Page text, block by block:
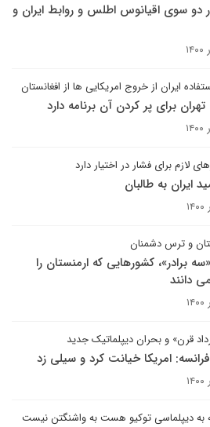
دو سوی اقیانوس اطلس و روابط ایران و
ایران از خروج امریکایی ها از افغانستان
برای پر کردن آن برنامه دارد
لازم برای فشار در اختیار دارد
ایران به طالبان
و ترس دشمنان
برادر»، کشورهایی که ارمنستان را
دانند
قرن» و بحران دیپلماتیک جدید
امریکا خیانت کرد و سیلی زد
به دیپلماسی توکیو هست به واشنگتن نیست